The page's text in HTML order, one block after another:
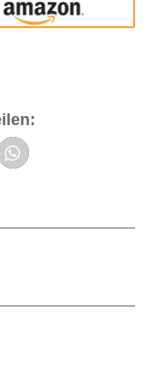
amazon